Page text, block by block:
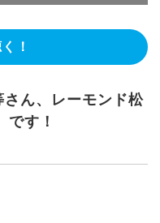
！
ん、レーモンド松
です！